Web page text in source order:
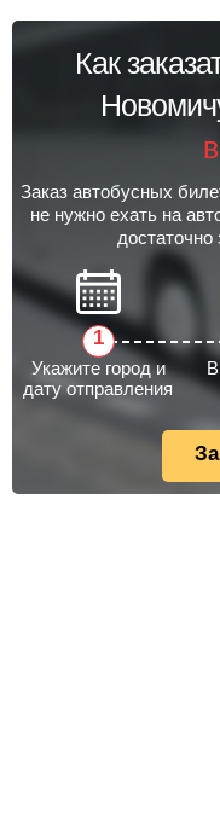
Как
Заказ автобусных
не нужно ехать на
достаточно
Укажите город и
дату отправления